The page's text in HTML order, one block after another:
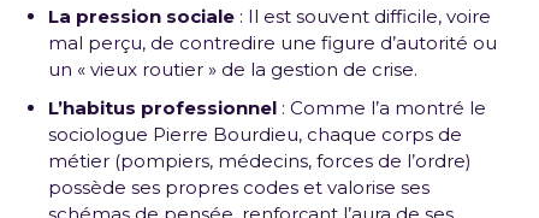
La pression sociale : Il est souvent difficile, voire
mal perçu, de contredire une figure d’autorité ou
un « vieux routier » de la gestion de crise.
L’habitus professionnel : Comme l’a montré le
sociologue Pierre Bourdieu, chaque corps de
métier (pompiers, médecins, forces de l’ordre)
possède ses propres codes et valorise ses